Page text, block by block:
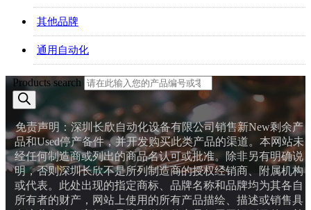
其他品牌
通用自动化
Products search
免责声明：深圳长欣自动化设备有限公司销售新New剩余产
品和Used停产备件，并开发购买此类产品的渠道。本网站未
经任何制造商或列出的商品名认可或批准。除非另有明确说
明，否则深圳长欣不是所列制造商的授权经销商、附属机构
或代表。此处出现的指定商标、品牌名称和品牌均为其各自
所有者的财产，网站上使用的所有产品描绘、描述或销售具